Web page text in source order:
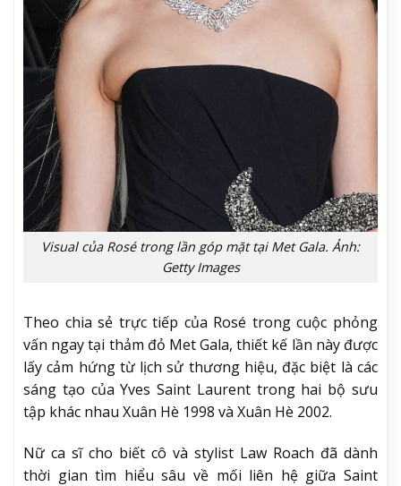
Visual của Rosé trong lần góp mặt tại Met Gala. Ảnh:
Getty Images
Theo chia sẻ trực tiếp của Rosé trong cuộc phỏng
vấn ngay tại thảm đỏ Met Gala, thiết kế lần này được
lấy cảm hứng từ lịch sử thương hiệu, đặc biệt là các
sáng tạo của Yves Saint Laurent trong hai bộ sưu
tập khác nhau Xuân Hè 1998 và Xuân Hè 2002.
Nữ ca sĩ cho biết cô và stylist Law Roach đã dành
thời gian tìm hiểu sâu về mối liên hệ giữa Saint